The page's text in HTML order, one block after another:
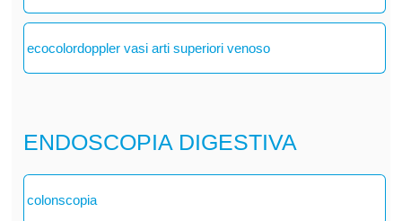
ecocolordoppler vasi arti superiori venoso
ENDOSCOPIA DIGESTIVA
colonscopia